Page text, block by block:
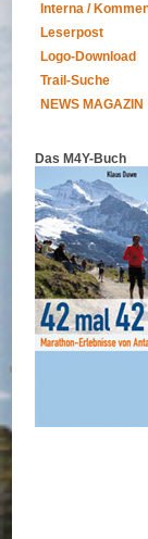
Interna /
Leserpost
Logo-Download
Trail-Suche
NEWS MAGAZIN
Das M4Y-Buch